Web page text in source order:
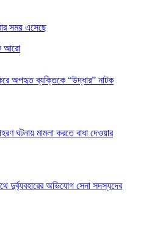
সময় এসেছে
আরো
অপহৃত ব্যক্তিকে “উদ্ধার” নাটক
ঘটনায় মামলা করতে বাধা দেওয়ার
দুর্ব্যবহারের অভিযোগ সেনা সদস্যদের